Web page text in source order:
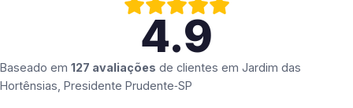
4.9
Baseado em 127 avaliações de clientes em Jardim das
Hortênsias, Presidente Prudente‑SP